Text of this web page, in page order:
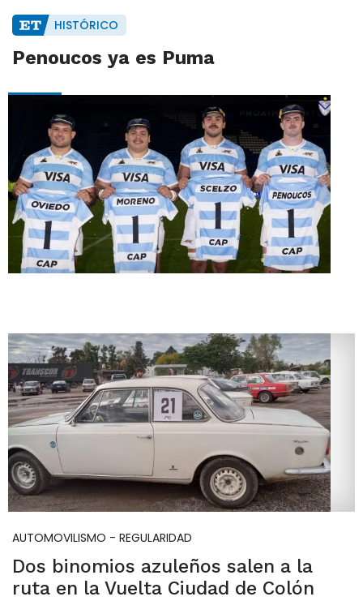
HISTÓRICO
Penoucos ya es Puma
AUTOMOVILISMO - REGULARIDAD
Dos binomios azuleños salen a la
ruta en la Vuelta Ciudad de Colón